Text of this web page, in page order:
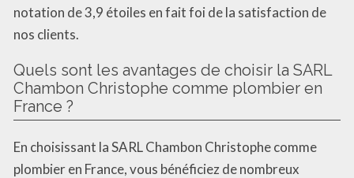
notation de 3,9 étoiles en fait foi de la satisfaction de
nos clients.
Quels sont les avantages de choisir la SARL
Chambon Christophe comme plombier en
France ?
En choisissant la SARL Chambon Christophe comme
plombier en France, vous bénéficiez de nombreux